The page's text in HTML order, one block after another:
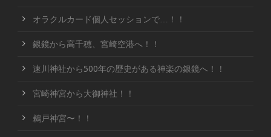
オラクルカード個人セッションで…！！
銀鏡から高千穂、宮崎空港へ！！
速川神社から500年の歴史がある神楽の銀鏡へ！！
宮崎神宮から大御神社！！
鵜戸神宮〜！！